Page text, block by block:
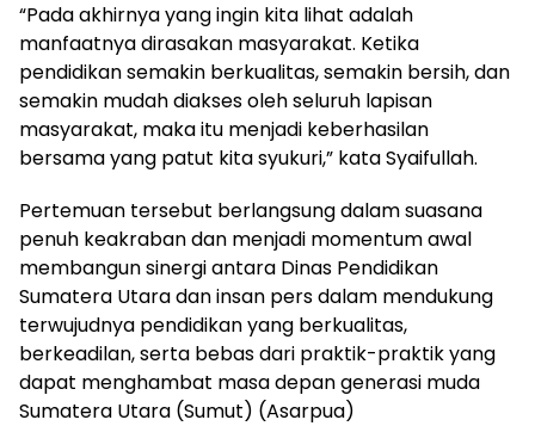
“Pada akhirnya yang ingin kita lihat adalah
manfaatnya dirasakan masyarakat. Ketika
pendidikan semakin berkualitas, semakin bersih, dan
semakin mudah diakses oleh seluruh lapisan
masyarakat, maka itu menjadi keberhasilan
bersama yang patut kita syukuri,” kata Syaifullah.
Pertemuan tersebut berlangsung dalam suasana
penuh keakraban dan menjadi momentum awal
membangun sinergi antara Dinas Pendidikan
Sumatera Utara dan insan pers dalam mendukung
terwujudnya pendidikan yang berkualitas,
berkeadilan, serta bebas dari praktik-praktik yang
dapat menghambat masa depan generasi muda
Sumatera Utara (Sumut) (Asarpua)